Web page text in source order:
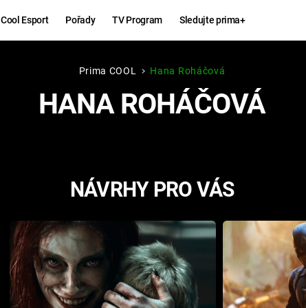
Cool Esport Pořady TV Program Sledujte prima+
Hry
KINGDOM
DELIVERANCE
ESPORT
Zábava
CHUCK
NORRIS
Prima COOL Hana Roháčová
HANA ROHÁČOVÁ
NÁVRHY PRO VÁS